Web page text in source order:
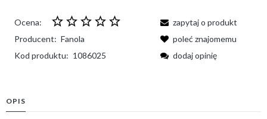
Ocena:
Producent: Fanola
Kod produktu: 1086025
zapytaj o produkt
poleć znajomemu
dodaj opinię
OPIS